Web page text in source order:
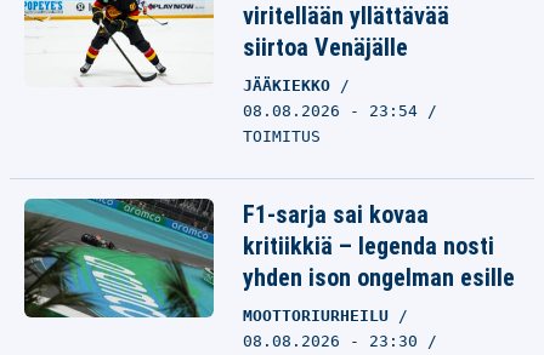
viritellään yllättävää
siirtoa Venäjälle
JÄÄKIEKKO
08.08.2026 - 23:54
TOIMITUS
F1-sarja sai kovaa
kritiikkiä – legenda nosti
yhden ison ongelman esille
MOOTTORIURHEILU
08.08.2026 - 23:30